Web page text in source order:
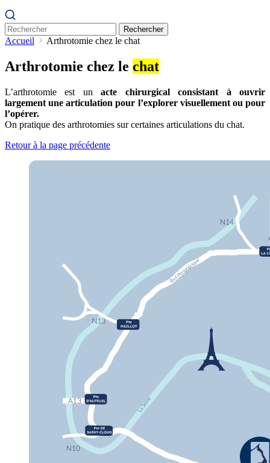
Rechercher
Accueil Arthrotomie chez le chat
Arthrotomie chez le chat
L’arthrotomie est unacte chirurgical consistant à ouvrir
largement une articulation pour l’explorer visuellement ou pour
l’opérer.
On pratique des arthrotomies sur certaines articulations du chat.
Retour à la page précédente